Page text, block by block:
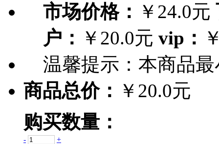
市场价格： ￥24.0元
户： ￥20.0元 vip：
温馨提示： 本商品
商品总价： ￥20.0元
购买数量：
- +